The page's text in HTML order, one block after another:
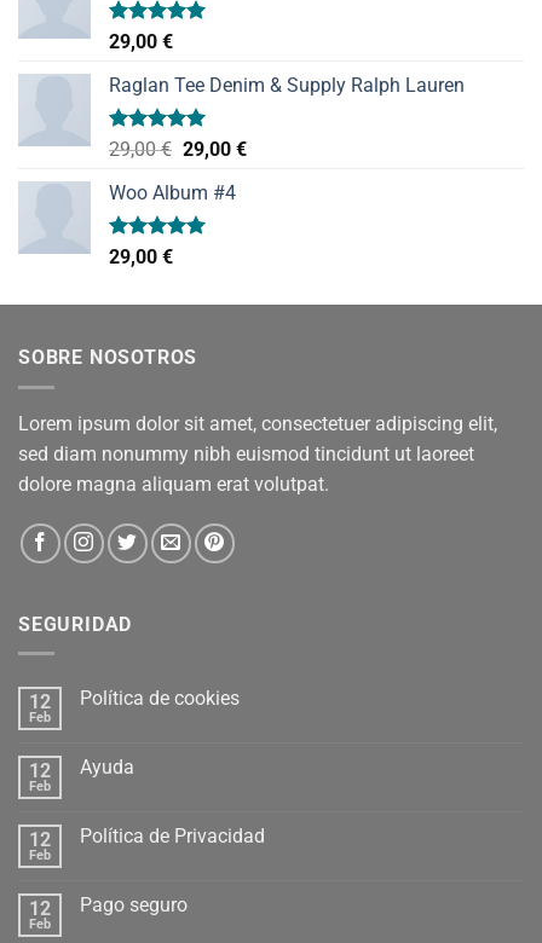
Valorado
con
de 5
29,00 €
Raglan Tee Denim & Supply Ralph Lauren
Valorado
de 5
29,00€ El
original
era:
29,00 €El
Woo Album #4
Valorado
con
29,00 €
SOBRE NOSOTROS
Lorem ipsum dolor sit amet, consectetuer adipiscing elit,
sed diam nonummy nibh euismod tincidunt ut laoreet
dolore magna aliquam erat volutpat.
SEGURIDAD
12
Feb
Política de cookies
12
Feb
Ayuda
12
Feb
Política de Privacidad
12
Feb
Pago seguro